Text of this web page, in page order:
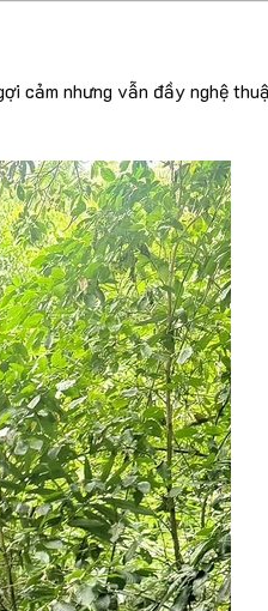
cảm nhưng vẫn đầy nghệ